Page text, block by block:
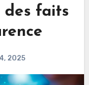
des faits
2025